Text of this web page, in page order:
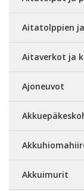
Aitatolppien
Aitaverkot ja
Ajoneuvot
Akkuimurit